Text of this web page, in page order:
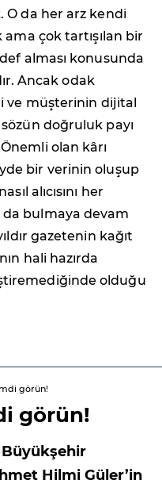
O da her arz kendi
çok tartışılan bir
alması konusunda
Ancak odak
ve müşterinin dijital
doğruluk payı
olan kârı
bir verinin oluşup
alıcısını her
bulmaya devam
gazetenin kağıt
hali hazırda
olduğu
görün!
görün!
Büyükşehir
Hilmi Güler’in